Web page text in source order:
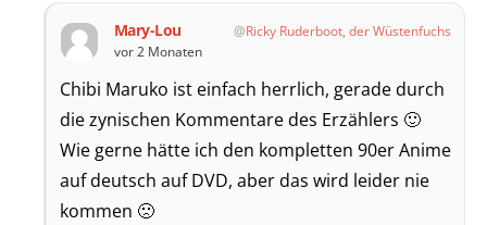
Mary-Lou
Ricky Ruderboot, der Wüstenfuchs
vor 2 Monaten
Chibi Maruko ist einfach herrlich, gerade durch
die zynischen Kommentare des Erzählers 🙂
Wie gerne hätte ich den kompletten 90er Anime
auf deutsch auf DVD, aber das wird leider nie
kommen 🙁